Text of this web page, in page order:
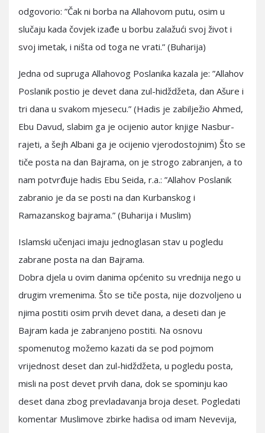
odgovorio: ”Čak ni borba na Allahovom putu, osim u
slučaju kada čovjek izađe u borbu zalažući svoj život i
svoj imetak, i ništa od toga ne vrati.” (Buharija)
Jedna od supruga Allahovog Poslanika kazala je: ”Allahov
Poslanik postio je devet dana zul-hidždžeta, dan Ašure i
tri dana u svakom mjesecu.” (Hadis je zabilježio Ahmed,
Ebu Davud, slabim ga je ocijenio autor knjige Nasbur-
rajeti, a šejh Albani ga je ocijenio vjerodostojnim) Što se
tiče posta na dan Bajrama, on je strogo zabranjen, a to
nam potvrđuje hadis Ebu Seida, r.a.: ”Allahov Poslanik
zabranio je da se posti na dan Kurbanskog i
Ramazanskog bajrama.” (Buharija i Muslim)
Islamski učenjaci imaju jednoglasan stav u pogledu
zabrane posta na dan Bajrama.
Dobra djela u ovim danima općenito su vrednija nego u
drugim vremenima. Što se tiče posta, nije dozvoljeno u
njima postiti osim prvih devet dana, a deseti dan je
Bajram kada je zabranjeno postiti. Na osnovu
spomenutog možemo kazati da se pod pojmom
vrijednost deset dan zul-hidždžeta, u pogledu posta,
misli na post devet prvih dana, dok se spominju kao
deset dana zbog prevladavanja broja deset. Pogledati
komentar Muslimove zbirke hadisa od imam Nevevija,